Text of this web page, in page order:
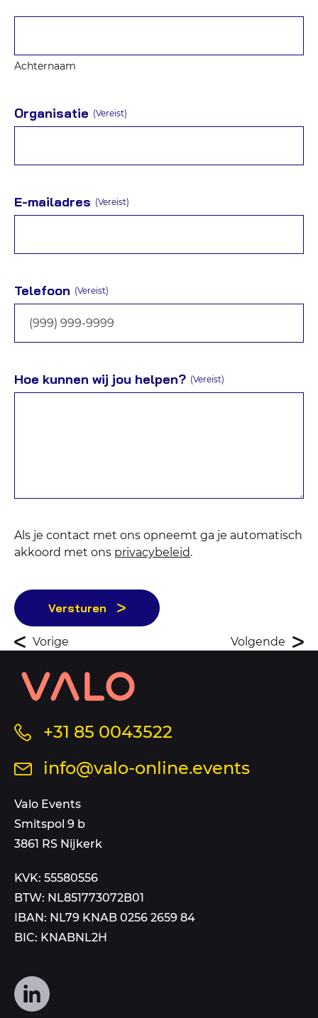
Achternaam
Organisatie (Vereist)
E-mailadres (Vereist)
Telefoon (Vereist)
Hoe kunnen wij jou helpen? (Vereist)
Als je contact met ons opneemt ga je automatisch
akkoord met ons privacybeleid.
Versturen
Vorige Volgende
Contact
informatie
sitemap+31 85 0043522
op
Stuur
mail
aan
info@valo-online.events
Valo Events
Smitspol 9 b
3861 RS Nijkerk
KVK: 55580556
BTW: NL851773072B01
IBAN: NL79 KNAB 0256 2659 84
BIC: KNABNL2H
Volg
ons